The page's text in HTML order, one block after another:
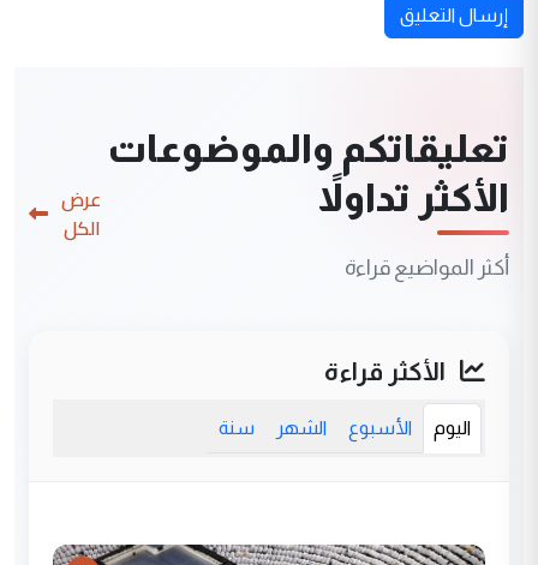
إرسال التعليق
تعليقاتكم والموضوعات
الأكثر تداولاً
أكثر المواضيع قراءة
عرض
الكل
الأكثر قراءة
اليوم الأسبوع الشهر سنة